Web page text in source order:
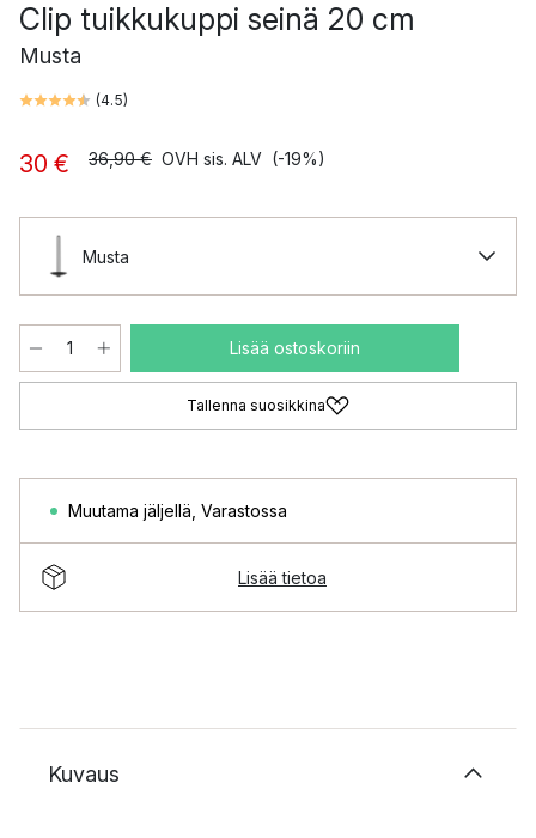
Clip tuikkukuppi seinä 20 cm
Musta
(4.5)
30 € 36,90 € OVH sis. ALV (-19%)
Musta
Lisää ostoskoriin
Tallenna suosikkina
Muutama jäljellä Varastossa
Lisää tietoa
Kuvaus